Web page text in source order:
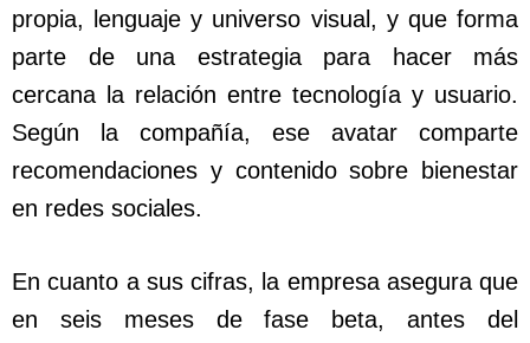
propia, lenguaje y universo visual, y que forma
parte de una estrategia para hacer más
cercana la relación entre tecnología y usuario.
Según la compañía, ese avatar comparte
recomendaciones y contenido sobre bienestar
en redes sociales.
En cuanto a sus cifras, la empresa asegura que
en seis meses de fase beta, antes del